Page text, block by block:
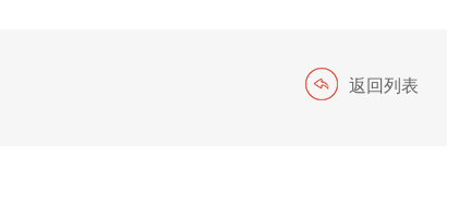
返回列表